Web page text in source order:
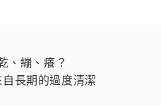
、繃、癢？
長期的過度清潔